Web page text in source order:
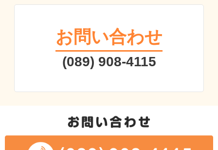
お問い合わせ
(089) 908-4115